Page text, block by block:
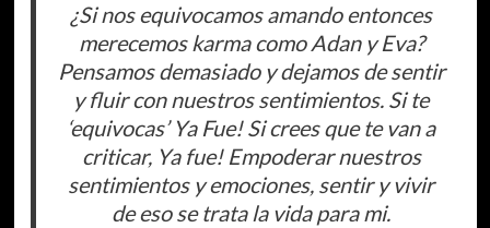
¿Si nos equivocamos amando entonces
merecemos karma como Adan y Eva?
Pensamos demasiado y dejamos de sentir
y fluir con nuestros sentimientos. Si te
‘equivocas’ Ya Fue! Si crees que te van a
criticar, Ya fue! Empoderar nuestros
sentimientos y emociones, sentir y vivir
de eso se trata la vida para mi.